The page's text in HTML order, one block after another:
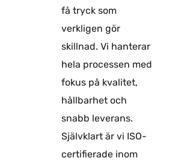
få tryck som
verkligen gör
skillnad. Vi hanterar
hela processen med
fokus på kvalitet,
hållbarhet och
snabb leverans.
Självklart är vi ISO-
certifierade inom